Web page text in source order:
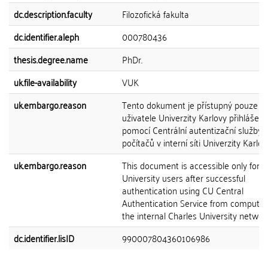
dc.description.faculty
Filozofická fakulta
dc.identifier.aleph
000780436
thesis.degree.name
PhDr.
uk.file-availability
VUK
uk.embargo.reason
Tento dokument je přístupný pouze
uživatele Univerzity Karlovy přihlášené
pomocí Centrální autentizační služby
počítačů v interní síti Univerzity
uk.embargo.reason
This document is accessible only for
University users after successful
authentication using CU Central
Authentication Service from
the internal Charles University
dc.identifier.lisID
990007804360106986